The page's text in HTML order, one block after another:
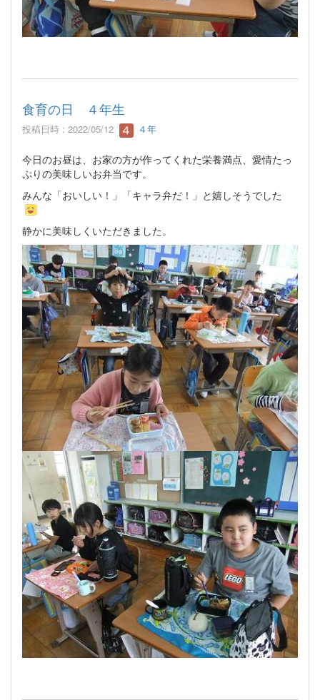
食育の日 ４年生
投稿日時 : 2022/05/12 ４年
今日のお昼は、お家の方が作ってくれた栄養満点、愛情たっ
ぷりの美味しいお弁当です。
みんな「おいしい！」「キャラ弁だ！」と嬉しそうでした
静かに美味しくいただきました。